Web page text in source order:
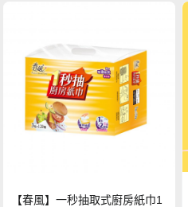
【春風】一秒抽取式廚房紙巾1